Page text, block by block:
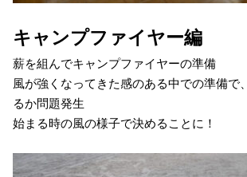
キャンプファイヤー編
薪を組んでキャンプファイヤーの準備
風が強くなってきた感のある中での準備で
るか問題発生
始まる時の風の様子で決めることに！